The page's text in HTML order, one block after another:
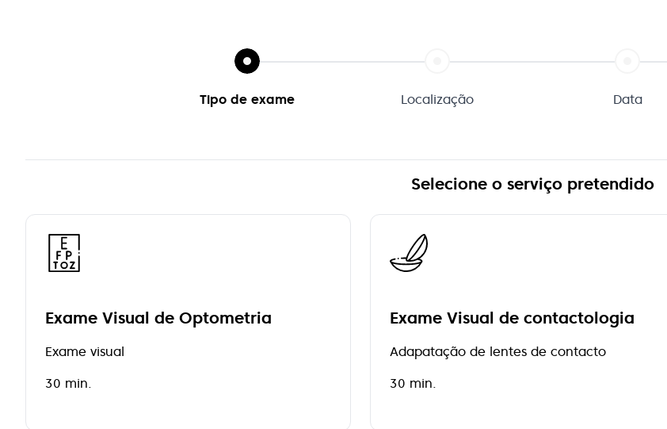
Tipo de exame Localização Data
Selecione o serviço pretendido
Exame Visual de Optometria
Exame visual
30 min.
Exame Visual de contactologia
Adapatação de lentes de contacto
30 min.